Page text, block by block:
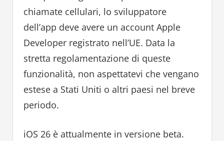
chiamate cellulari, lo sviluppatore
dell’app deve avere un account Apple
Developer registrato nell’UE. Data la
stretta regolamentazione di queste
funzionalità, non aspettatevi che vengano
estese a Stati Uniti o altri paesi nel breve
periodo.
iOS 26 è attualmente in versione beta.